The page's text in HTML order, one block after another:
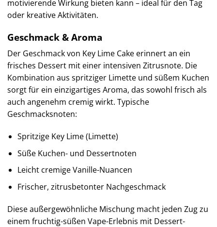
motivierende Wirkung bieten kann – ideal für den Tag
oder kreative Aktivitäten.
Geschmack & Aroma
Der Geschmack von Key Lime Cake erinnert an ein
frisches Dessert mit einer intensiven Zitrusnote. Die
Kombination aus spritziger Limette und süßem Kuchen
sorgt für ein einzigartiges Aroma, das sowohl frisch als
auch angenehm cremig wirkt. Typische
Geschmacksnoten:
Spritzige Key Lime (Limette)
Süße Kuchen- und Dessertnoten
Leicht cremige Vanille-Nuancen
Frischer, zitrusbetonter Nachgeschmack
Diese außergewöhnliche Mischung macht jeden Zug zu
einem fruchtig-süßen Vape-Erlebnis mit Dessert-